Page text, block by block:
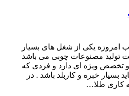
امروزه یکی از شغل های بسیار
تولید مصنوعات چوبی می باشد
و تخصص ویژه ای دارد و فردی که
بسیار خبره و کاربلد باشد . در
کاری طلا…